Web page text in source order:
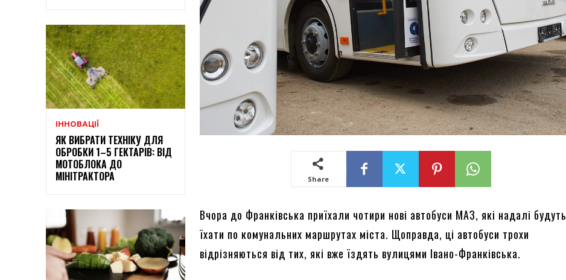
ІННОВАЦІЇ
ЯК ВИБРАТИ ТЕХНІКУ ДЛЯ
ОБРОБКИ 1–5 ГЕКТАРІВ: ВІД
МОТОБЛОКА ДО
МІНІТРАКТОРА
Share
Вчора до Франківська приїхали чотири нові автобуси МАЗ, які надалі будуть
їхати по комунальних маршрутах міста. Щоправда, ці автобуси трохи
відрізняються від тих, які вже їздять вулицями Івано-Франківська.